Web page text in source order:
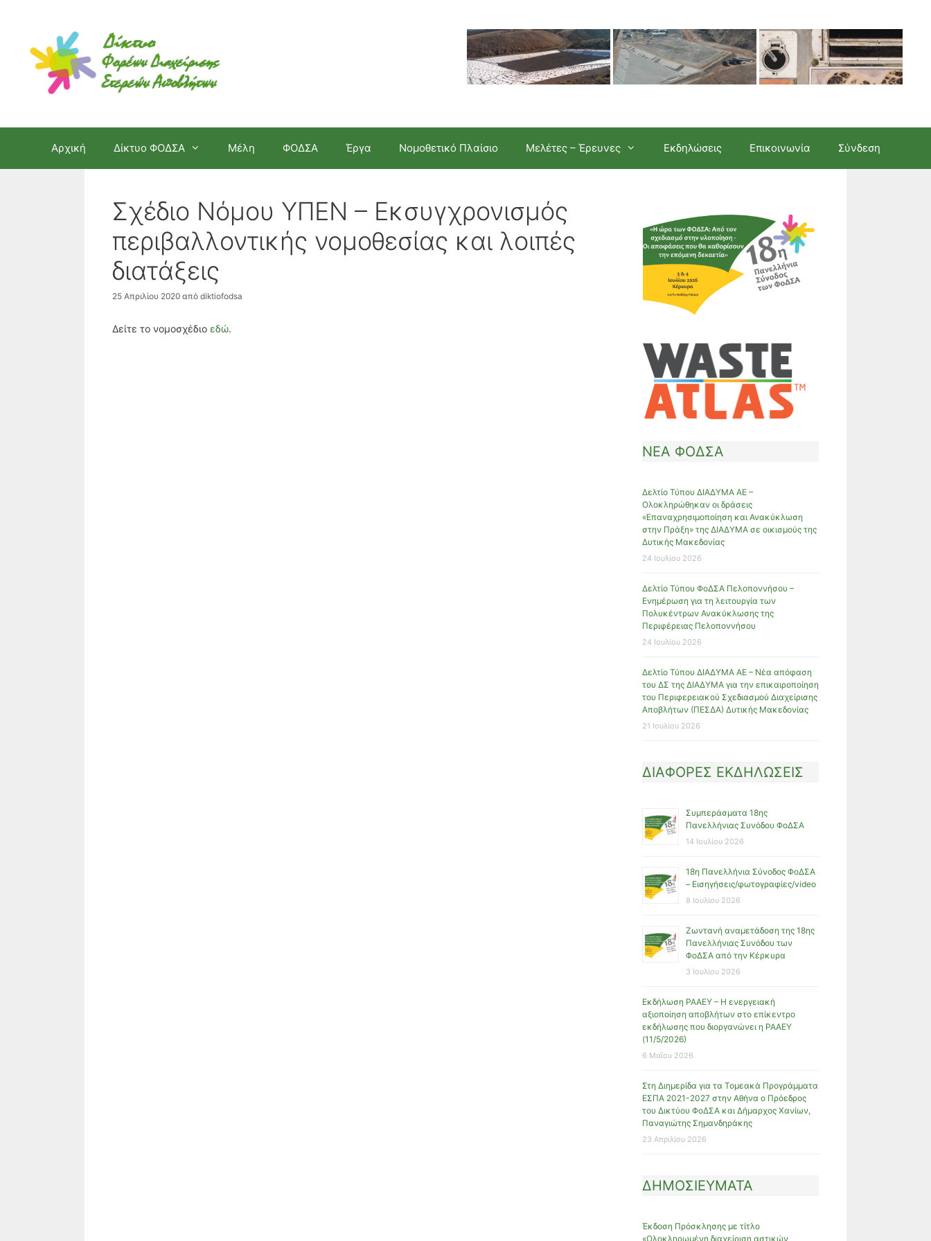
περιεχόμενο
Αρχική Δίκτυο ΦΟΔΣΑ Μέλη ΦΟΔΣΑ Έργα Νομοθετικό Πλαίσιο Μελέτες – Έρευνες Εκδηλώσεις Επικοινωνία Σύνδεση
Σχέδιο Νόμου ΥΠΕΝ – Εκσυγχρονισμός
περιβαλλοντικής νομοθεσίας και λοιπές
διατάξεις
25 Απριλίου 2020 από diktiofodsa
Δείτε το νομοσχέδιο εδώ.
ΝΕΑ ΦΟΔΣΑ
Δελτίο Τύπου ΔΙΑΔΥΜΑ ΑΕ –
Ολοκληρώθηκαν οι δράσεις
«Επαναχρησιμοποίηση και Ανακύκλωση
στην Πράξη» της ΔΙΑΔΥΜΑ σε οικισμούς της
Δυτικής Μακεδονίας
24 Ιουλίου 2026
Δελτίο Τύπου ΦοΔΣΑ Πελοποννήσου –
Ενημέρωση για τη λειτουργία των
Πολυκέντρων Ανακύκλωσης της
Περιφέρειας Πελοποννήσου
24 Ιουλίου 2026
Δελτίο Τύπου ΔΙΑΔΥΜΑ ΑΕ – Νέα απόφαση
του ΔΣ της ΔΙΑΔΥΜΑ για την επικαιροποίηση
του Περιφερειακού Σχεδιασμού Διαχείρισης
Αποβλήτων (ΠΕΣΔΑ) Δυτικής Μακεδονίας
21 Ιουλίου 2026
ΔΙΑΦΟΡΕΣ ΕΚΔΗΛΩΣΕΙΣ
Συμπεράσματα 18ης
Πανελλήνιας Συνόδου ΦοΔΣΑ
14 Ιουλίου 2026
18η Πανελλήνια Σύνοδος ΦοΔΣΑ
– Εισηγήσεις/φωτογραφίες/video
8 Ιουλίου 2026
Ζωντανή αναμετάδοση της 18ης
Πανελλήνιας Συνόδου των
ΦοΔΣΑ από την Κέρκυρα
3 Ιουλίου 2026
Εκδήλωση ΡΑΑΕΥ – Η ενεργειακή
αξιοποίηση αποβλήτων στο επίκεντρο
εκδήλωσης που διοργανώνει η ΡΑΑΕΥ
(11/5/2026)
6 Μαΐου 2026
Στη Διημερίδα για τα Τομεακά Προγράμματα
ΕΣΠΑ 2021-2027 στην Αθήνα ο Πρόεδρος
του Δικτύου ΦοΔΣΑ και Δήμαρχος Χανίων,
Παναγιώτης Σημανδηράκης
23 Απριλίου 2026
ΔΗΜΟΣΙΕΥΜΑΤΑ
Έκδοση Πρόσκλησης με τίτλο
«Ολοκληρωμένη διαχείριση αστικών